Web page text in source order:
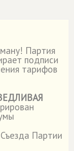
Партия
подписи
тарифов
Партии